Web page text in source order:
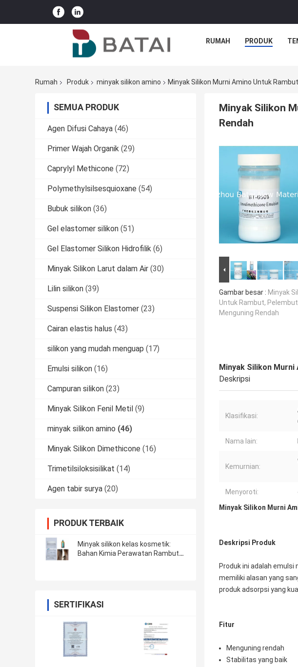
RUMAH PRODUK
Rumah Produk minyak silikon amino Minyak Silikon Murni Amino Untuk
SEMUA PRODUK
Agen Difusi Cahaya (46)
Primer Wajah Organik (29)
Caprylyl Methicone (72)
Polymethylsilsesquioxane (54)
Bubuk silikon (36)
Gel elastomer silikon (51)
Gel Elastomer Silikon Hidrofilik (6)
Minyak Silikon Larut dalam Air (30)
Lilin silikon (39)
Suspensi Silikon Elastomer (23)
Cairan elastis halus (43)
silikon yang mudah menguap (17)
Emulsi silikon (16)
Campuran silikon (23)
Minyak Silikon Fenil Metil (9)
minyak silikon amino (46)
Minyak Silikon Dimethicone (16)
Trimetilsiloksisilikat (14)
Agen tabir surya (20)
PRODUK TERBAIK
Minyak silikon kelas kosmetik:
Bahan Kimia Perawatan Rambut
SERTIFIKASI
Minyak Silikon
Rendah
Gambar besar : Minyak
Untuk Rambut,
Menguning Rendah
Minyak Silikon Murni
Deskripsi
Klasifikasi:
Nama lain:
Kemurnian:
Menyoroti:
Minyak Silikon Murni
Deskripsi Produk
Produk ini adalah
memiliki alasan yang
produk adsorpsi yang
Fitur
Menguning rendah
Stabilitas yang baik